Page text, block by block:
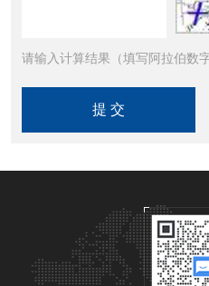
请输入计算结果（填写阿拉伯数